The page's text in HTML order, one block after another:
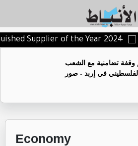
Supplier of the Year 2024
وقفة تضامنية مع الشعب
الفلسطيني في إربد - صور
Economy